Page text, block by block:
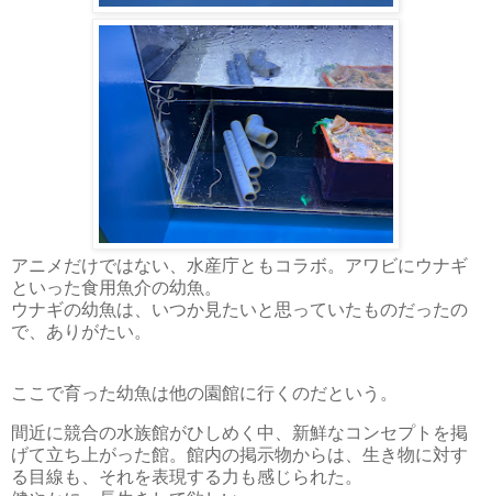
アニメだけではない、水産庁ともコラボ。アワビにウナギ
といった食用魚介の幼魚。
ウナギの幼魚は、いつか見たいと思っていたものだったの
で、ありがたい。
ここで育った幼魚は他の園館に行くのだという。
間近に競合の水族館がひしめく中、新鮮なコンセプトを掲
げて立ち上がった館。館内の掲示物からは、生き物に対す
る目線も、それを表現する力も感じられた。